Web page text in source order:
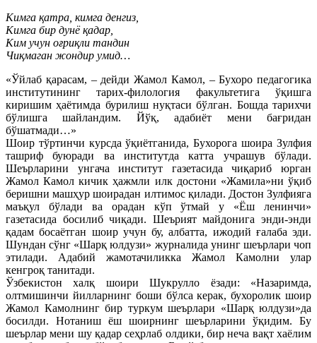
Кимга қатра, кимга денгиз,
Кимга бир дунё қадар,
Ким учун оғриқли тандин
Чиқмаган жондир умид…
«Ўйлаб қарасам, – дейди Жамол Камол, – Бухоро педагогика
институтининг тарих-филология факультетига ўқишга
киришим ҳаётимда бурилиш нуқтаси бўлган. Бошда тарихчи
бўлишга шайландим. Йўқ, адабиёт мени бағридан
бўшатмади…»
Шоир тўртинчи курсда ўқиётганида, Бухорога шоира Зулфия
ташриф буюради ва институтда катта учрашув бўлади.
Шеърларини унгача институт газетасида чиқариб юрган
Жамол Камол кичик ҳажмли илк достони «Жамила»ни ўқиб
беришни машҳур шоирадан илтимос қилади. Достон Зулфияга
маъқул бўлади ва орадан кўп ўтмай у «Ёш ленинчи»
газетасида босилиб чиқади. Шеърият майдонига энди-энди
қадам босаётган шоир учун бу, албатта, ижодий ғалаба эди.
Шундан сўнг «Шарқ юлдузи» журналида унинг шеърлари чоп
этилади. Адабий жамотачиликка Жамол Камолни улар
кенгроқ танитади.
Ўзбекистон халқ шоири Шукрулло ёзади: «Назаримда,
олтмишинчи йилларнинг боши бўлса керак, бухоролик шоир
Жамол Камолнинг бир туркум шеърлари «Шарқ юлдузи»да
босилди. Нотаниш ёш шоирнинг шеърларини ўқидим. Бу
шеърлар мени шу қадар сеҳрлаб олдики, бир неча вақт хаёлим